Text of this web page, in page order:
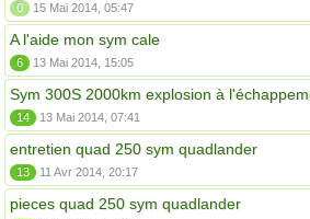
0 15 Mai 2014, 05:47
A l'aide mon sym cale
6 13 Mai 2014, 15:05
Sym 300S 2000km explosion à
14 13 Mai 2014, 07:41
entretien quad 250 sym quadlander
13 11 Avr 2014, 20:17
pieces quad 250 sym quadlander